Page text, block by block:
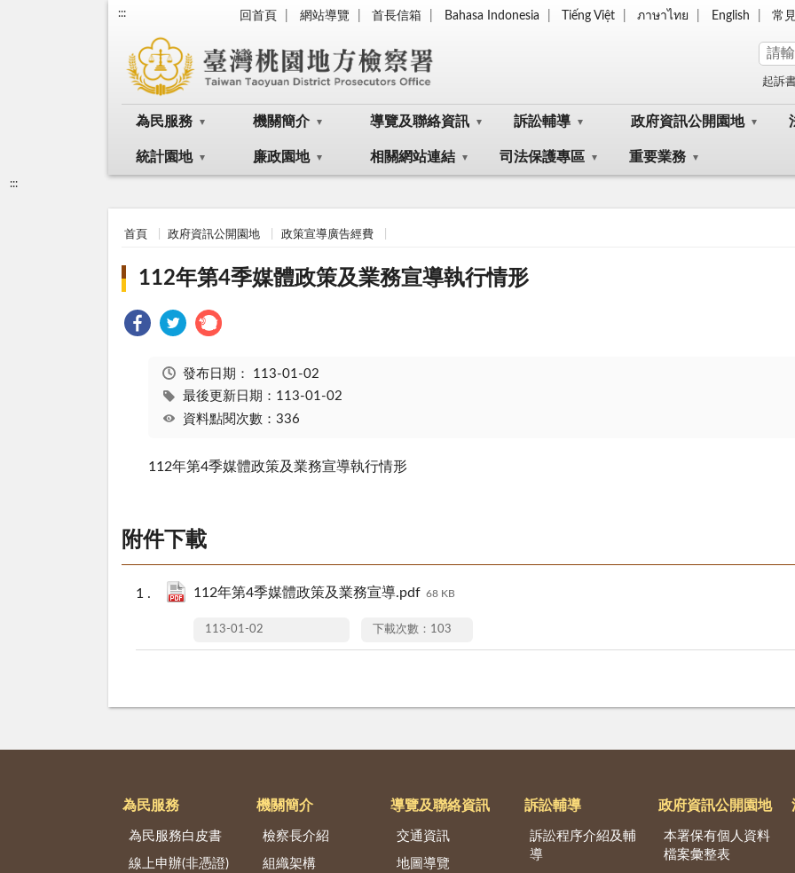
::: 回首頁 網站導覽 首長信箱 Bahasa Indonesia Tiếng Việt ภาษาไทย English 常
起訴
為民服務 機關簡介 導覽及聯絡資訊 訴訟輔導 政府資訊公開園地
統計園地 廉政園地 相關網站連結 司法保護專區 重要業務
:::
首頁 政府資訊公開園地 政策宣導廣告經費
112年第4季媒體政策及業務宣導執行情形
發布日期： 113-01-02
最後更新日期：113-01-02
資料點閱次數：336
112年第4季媒體政策及業務宣導執行情形
附件下載
112年第4季媒體政策及業務宣導.pdf 68 KB
113-01-02 下載次數：103
為民服務
為民服務白皮書
線上申辦(非憑證)
機關簡介
檢察長介紹
組織架構
導覽及聯絡資訊
交通資訊
地圖導覽
訴訟輔導
訴訟程序介紹及輔
導
政府資訊公開園地
本署保有個人資料
檔案彙整表